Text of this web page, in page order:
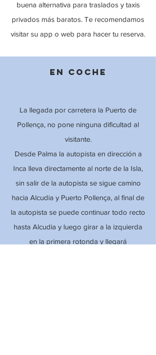
buena alternativa para traslados y taxis
privados más baratos. Te recomendamos
visitar su app o web para hacer tu reserva.
EN COCHE
La llegada por carretera la Puerto de
Pollença, no pone ninguna dificultad al
visitante.
Desde Palma la autopista en dirección a
Inca lleva directamente al norte de la Isla,
sin salir de la autopista se sigue camino
hacia Alcudia y Puerto Pollença, al final de
la autopista se puede continuar todo recto
hasta Alcudia y luego girar a la izquierda
en la primera rotonda y llegará